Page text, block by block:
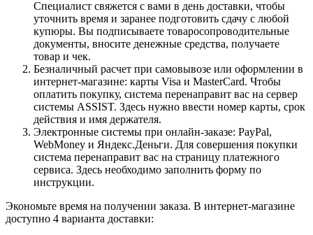
Специалист свяжется с вами в день доставки, чтобы
уточнить время и заранее подготовить сдачу с любой
купюры. Вы подписываете товаросопроводительные
документы, вносите денежные средства, получаете
товар и чек.
Безналичный расчет при самовывозе или оформлении в
интернет-магазине: карты Visa и MasterCard. Чтобы
оплатить покупку, система перенаправит вас на сервер
системы ASSIST. Здесь нужно ввести номер карты, срок
действия и имя держателя.
Электронные системы при онлайн-заказе: PayPal,
WebMoney и Яндекс.Деньги. Для совершения покупки
система перенаправит вас на страницу платежного
сервиса. Здесь необходимо заполнить форму по
инструкции.
Экономьте время на получении заказа. В интернет-магазине
доступно 4 варианта доставки: